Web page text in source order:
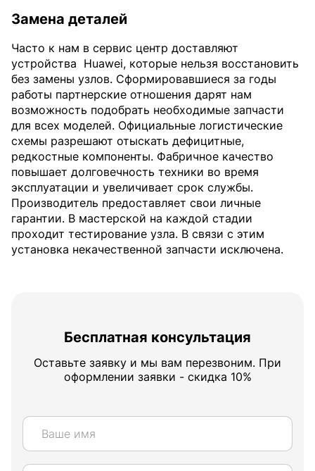
Замена деталей
Часто к нам в сервис центр доставляют
устройства Huawei, которые нельзя восстановить
без замены узлов. Сформировавшиеся за годы
работы партнерские отношения дарят нам
возможность подобрать необходимые запчасти
для всех моделей. Официальные логистические
схемы разрешают отыскать дефицитные,
редкостные компоненты. Фабричное качество
повышает долговечность техники во время
эксплуатации и увеличивает срок службы.
Производитель предоставляет свои личные
гарантии. В мастерской на каждой стадии
проходит тестирование узла. В связи с этим
установка некачественной запчасти исключена.
Бесплатная консультация
Оставьте заявку и мы вам перезвоним. При
оформлении заявки - скидка 10%